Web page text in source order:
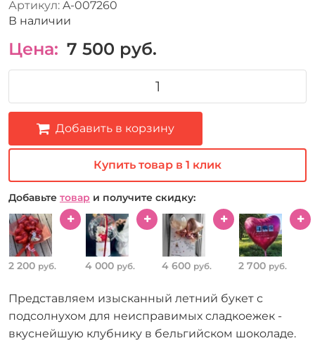
Артикул: A-007260
В наличии
Цена: 7 500 руб.
Добавить в корзину
Купить товар в 1 клик
Добавьте товар и получите скидку:
2 200 руб. 4 000 руб. 4 600 руб. 2 700 руб.
Представляем изысканный летний букет с
подсолнухом для неисправимых сладкоежек -
вкуснейшую клубнику в бельгийском шоколаде.